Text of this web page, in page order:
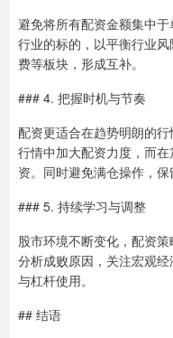
避免将所有配资金额集中
行业的标的，以平衡行业
费等板块，形成互补。
### 4. 把握时机与节奏
配资更适合在趋势明朗的
行情中加大配资力度，而
资。同时避免满仓操作，保
### 5. 持续学习与调整
股市环境不断变化，配资
分析成败原因，关注宏观
与杠杆使用。
## 结语